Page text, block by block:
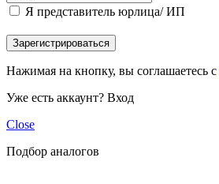
Я представитель юрлица/ ИП
Зарегистрироваться
Нажимая на кнопку, вы соглашаетесь с
Уже есть аккаунт? Вход
Close
Подбор аналогов